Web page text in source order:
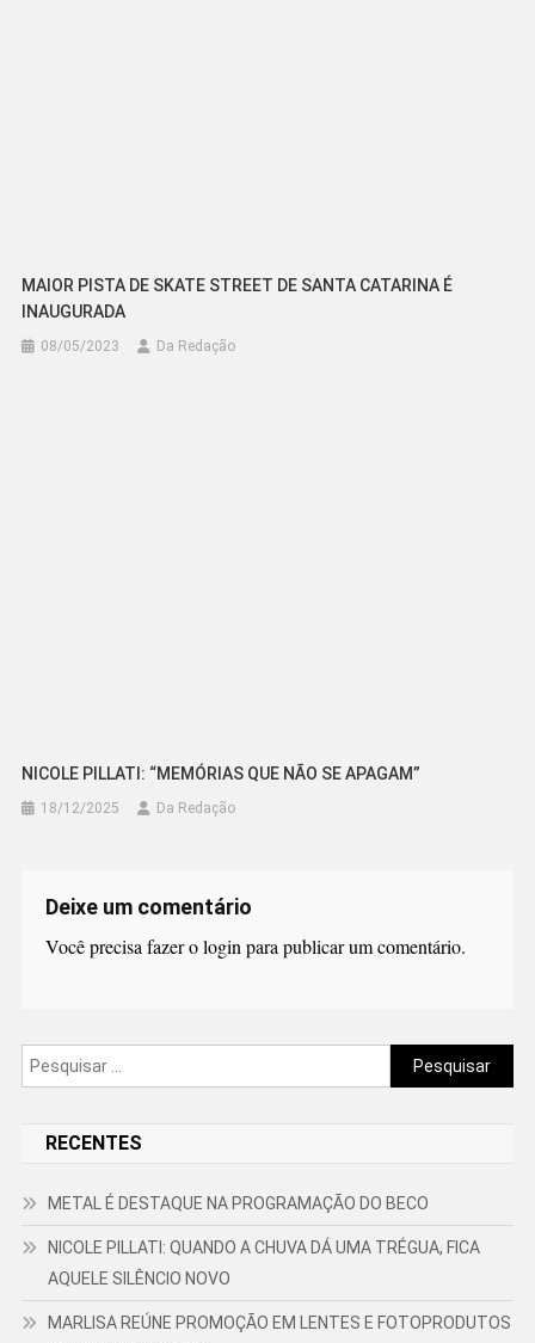
MAIOR PISTA DE SKATE STREET DE SANTA CATARINA É
INAUGURADA
08/05/2023 Da Redação
NICOLE PILLATI: “MEMÓRIAS QUE NÃO SE APAGAM”
18/12/2025 Da Redação
Deixe um comentário
Você precisa fazer ologin para publicar um comentário.
Pesquisar
por:
RECENTES
METAL É DESTAQUE NA PROGRAMAÇÃO DO BECO
NICOLE PILLATI: QUANDO A CHUVA DÁ UMA TRÉGUA, FICA
AQUELE SILÊNCIO NOVO
MARLISA REÚNE PROMOÇÃO EM LENTES E FOTOPRODUTOS